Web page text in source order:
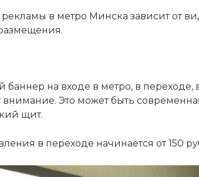
в метро Минска зависит от
на входе в метро, в переходе,
внимание. Это может быть
щит.
в переходе начинается от 150